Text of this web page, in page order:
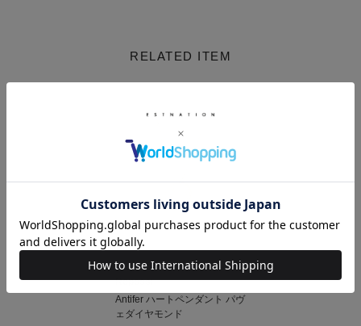
ブランディングやビジネスストラテジーの分野で働いていた経験を持って
オスロという自然豊かな環境を背景に、天然石を多く使用したユニセック
実用的かつシンプルでオーセンティック、ユニセックスで着用でき、男性
的でありながら、自立した女性に向けたエレガントさも残すミニマムなデ
ザインを提案しています。
メッキ加工をせずに作られたシルバーやゴールドをベースに、天然の鉱石
をそれぞれの石の表情に合わせてカットしはめ込むことで、世界に一つし
か存在しないジュエリーを生み出み出しています。
RELATED ITEM
Repossi
Antifer ハートペンダント パヴ
ェダイヤモンド